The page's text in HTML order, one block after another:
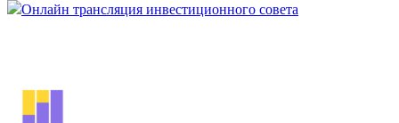
Онлайн трансляция инвестиционного совета